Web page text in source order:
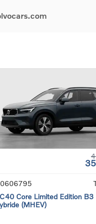
hybrides
micro-hybrides
Entretien &
Reprise de votre
Volvo Support
Garantie
Service de
Trouver un
Core Limited Edition B3
(MHEV)